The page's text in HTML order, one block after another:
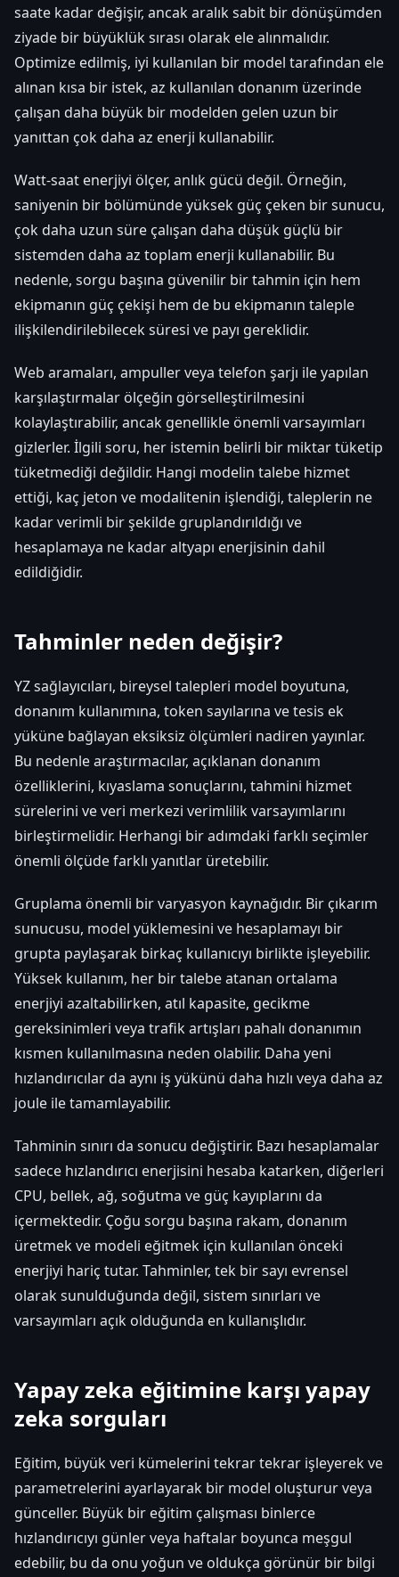
saate kadar değişir, ancak aralık sabit bir dönüşümden
ziyade bir büyüklük sırası olarak ele alınmalıdır.
Optimize edilmiş, iyi kullanılan bir model tarafından ele
alınan kısa bir istek, az kullanılan donanım üzerinde
çalışan daha büyük bir modelden gelen uzun bir
yanıttan çok daha az enerji kullanabilir.
Watt-saat enerjiyi ölçer, anlık gücü değil. Örneğin,
saniyenin bir bölümünde yüksek güç çeken bir sunucu,
çok daha uzun süre çalışan daha düşük güçlü bir
sistemden daha az toplam enerji kullanabilir. Bu
nedenle, sorgu başına güvenilir bir tahmin için hem
ekipmanın güç çekişi hem de bu ekipmanın taleple
ilişkilendirilebilecek süresi ve payı gereklidir.
Web aramaları, ampuller veya telefon şarjı ile yapılan
karşılaştırmalar ölçeğin görselleştirilmesini
kolaylaştırabilir, ancak genellikle önemli varsayımları
gizlerler. İlgili soru, her istemin belirli bir miktar tüketip
tüketmediği değildir. Hangi modelin talebe hizmet
ettiği, kaç jeton ve modalitenin işlendiği, taleplerin ne
kadar verimli bir şekilde gruplandırıldığı ve
hesaplamaya ne kadar altyapı enerjisinin dahil
edildiğidir.
Tahminler neden değişir?
YZ sağlayıcıları, bireysel talepleri model boyutuna,
donanım kullanımına, token sayılarına ve tesis ek
yüküne bağlayan eksiksiz ölçümleri nadiren yayınlar.
Bu nedenle araştırmacılar, açıklanan donanım
özelliklerini, kıyaslama sonuçlarını, tahmini hizmet
sürelerini ve veri merkezi verimlilik varsayımlarını
birleştirmelidir. Herhangi bir adımdaki farklı seçimler
önemli ölçüde farklı yanıtlar üretebilir.
Gruplama önemli bir varyasyon kaynağıdır. Bir çıkarım
sunucusu, model yüklemesini ve hesaplamayı bir
grupta paylaşarak birkaç kullanıcıyı birlikte işleyebilir.
Yüksek kullanım, her bir talebe atanan ortalama
enerjiyi azaltabilirken, atıl kapasite, gecikme
gereksinimleri veya trafik artışları pahalı donanımın
kısmen kullanılmasına neden olabilir. Daha yeni
hızlandırıcılar da aynı iş yükünü daha hızlı veya daha az
joule ile tamamlayabilir.
Tahminin sınırı da sonucu değiştirir. Bazı hesaplamalar
sadece hızlandırıcı enerjisini hesaba katarken, diğerleri
CPU, bellek, ağ, soğutma ve güç kayıplarını da
içermektedir. Çoğu sorgu başına rakam, donanım
üretmek ve modeli eğitmek için kullanılan önceki
enerjiyi hariç tutar. Tahminler, tek bir sayı evrensel
olarak sunulduğunda değil, sistem sınırları ve
varsayımları açık olduğunda en kullanışlıdır.
Yapay zeka eğitimine karşı yapay
zeka sorguları
Eğitim, büyük veri kümelerini tekrar tekrar işleyerek ve
parametrelerini ayarlayarak bir model oluşturur veya
günceller. Büyük bir eğitim çalışması binlerce
hızlandırıcıyı günler veya haftalar boyunca meşgul
edebilir, bu da onu yoğun ve oldukça görünür bir bilgi